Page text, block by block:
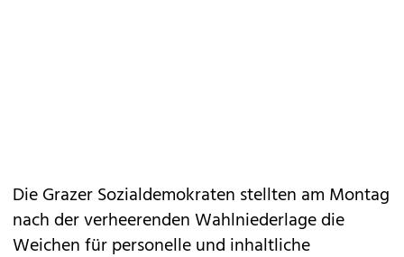
Die Grazer Sozialdemokraten stellten am Montag
nach der verheerenden Wahlniederlage die
Weichen für personelle und inhaltliche